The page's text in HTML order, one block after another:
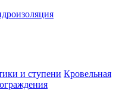
и ступени Кровельная